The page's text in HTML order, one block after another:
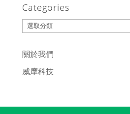
Categories
Categories
關於我們
威摩科技